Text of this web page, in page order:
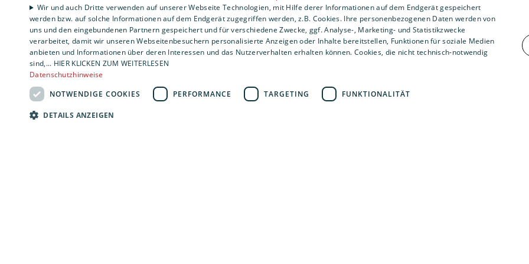
Wir und auch Dritte verwenden auf unserer Webseite Technologien, mit Hilfe derer Informationen auf dem Endgerät gespeichert
werden bzw. auf solche Informationen auf dem Endgerät zugegriffen werden, z.B. Cookies. Ihre personenbezogenen Daten werden von
uns und den eingebundenen Partnern gespeichert und für verschiedene Zwecke, ggf. Analyse-, Marketing- und Statistikzwecke
verarbeitet, damit wir unseren Webseitenbesuchern personalisierte Anzeigen oder Inhalte bereitstellen, Funktionen für soziale Medien
anbieten und Informationen über deren Interessen und das Nutzerverhalten erhalten können. Cookies, die nicht technisch-notwendig
sind,... HIER KLICKEN ZUM WEITERLESEN
Datenschutzhinweise
NOTWENDIGE COOKIES
PERFORMANCE TARGETING FUNKTIONALITÄT
DETAILS ANZEIGEN